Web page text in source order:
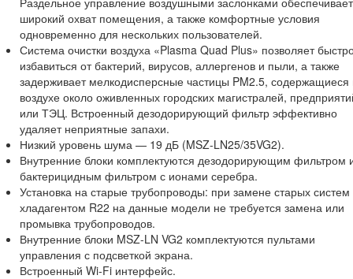
широкий охват помещения, а также комфортные условия
одновременно для нескольких пользователей.
Система очистки воздуха «Plasma Quad Plus» позволяет
избавиться от бактерий, вирусов, аллергенов и пыли, а также
задерживает мелкодисперсные частицы PM2.5, содержащиеся
воздухе около оживленных городских магистралей,
или ТЭЦ. Встроенный дезодорирующий фильтр эффективно
удаляет неприятные запахи.
Низкий уровень шума — 19 дБ (MSZ-LN25/35VG2).
Внутренние блоки комплектуются дезодорирующим фильтром
бактерицидным фильтром с ионами серебра.
Установка на старые трубопроводы: при замене старых систем
хладагентом R22 на данные модели не требуется замена или
промывка трубопроводов.
Внутренние блоки MSZ-LN VG2 комплектуются пультами
управления с подсветкой экрана.
Встроенный Wi-Fi интерфейс.